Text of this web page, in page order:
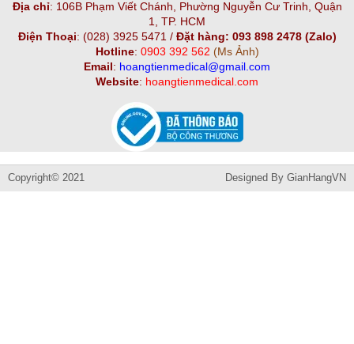
Địa chỉ: 106B Phạm Viết Chánh, Phường Nguyễn Cư Trinh, Quận
1, TP. HCM
Điện Thoại: (028) 3925 5471 / Đặt hàng: 093 898 2478 (Zalo)
Hotline: 0903 392 562 (Ms Ảnh)
Email: hoangtienmedical@gmail.com
Website: hoangtienmedical.com
Copyright© 2021 Designed By GianHangVN